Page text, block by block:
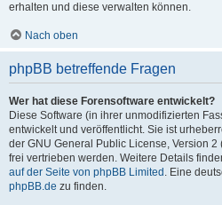
erhalten und diese verwalten können.
Nach oben
phpBB betreffende Fragen
Wer hat diese Forensoftware entwickelt?
Diese Software (in ihrer unmodifizierten
entwickelt und veröffentlicht. Sie ist
der GNU General Public License, Version
frei vertrieben werden. Weitere Details
auf der Seite von phpBB Limited . Eine
phpBB.de zu finden.